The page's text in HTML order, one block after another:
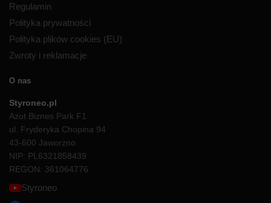
Regulamin
Polityka prywatności
Polityka plików cookies (EU)
Zwroty i reklamacje
O nas
Styroneo.pl
Azot Biznes Park F1
ul. Fryderyka Chopina 94
43-600 Jaworzno
NIP: PL6321858439
REGON: 361064776
Styroneo